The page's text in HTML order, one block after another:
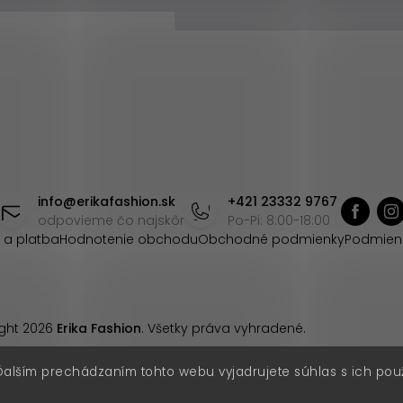
prechádzaním tohto webu vyjadrujete súhlas s ich
info@erikafashion.sk
odpovieme čo najskôr
+421 23332 9767
Po-Pi: 8:00-18:00
a platbaHodnotenie obchoduObchodné podmienky
2026 Erika Fashion. Všetky práva vyhradené.